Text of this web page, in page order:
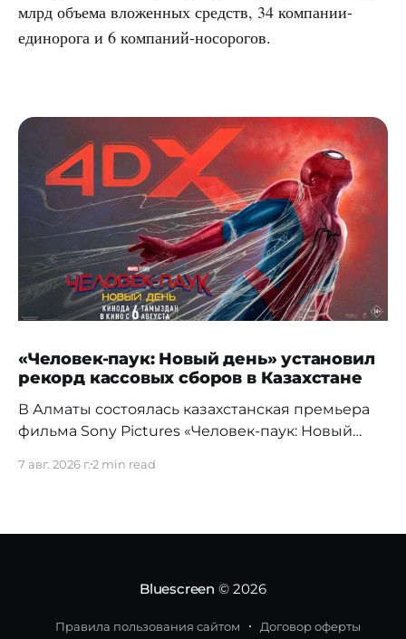
млрд объема вложенных средств, 34 компании-
единорога и 6 компаний-носорогов.
«Человек-паук: Новый день» установил
рекорд кассовых сборов в Казахстане
В Алматы состоялась казахстанская премьера
фильма Sony Pictures «Человек-паук: Новый
установила новый абсолютный рекорд
августа в кинотеатре Chaplin Cinemas в ТРЦ
приключение Питера Паркера после
7 авг. 2026 г.2 min read
Bluescreen © 2026
Правила пользования сайтом Договор оферты